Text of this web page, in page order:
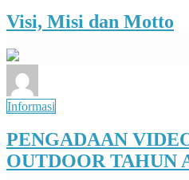
Visi, Misi dan Motto
Informasi
PENGADAAN
OUTDOOR TAHUN